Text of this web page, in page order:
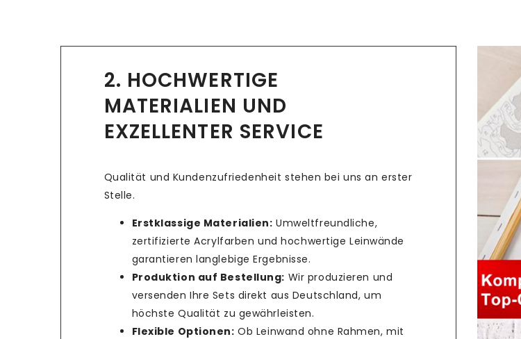
2. HOCHWERTIGE
MATERIALIEN UND
EXZELLENTER SERVICE
Qualität und Kundenzufriedenheit stehen bei uns an erster
Stelle.
Erstklassige Materialien: Umweltfreundliche,
zertifizierte Acrylfarben und hochwertige Leinwände
garantieren langlebige Ergebnisse.
Produktion auf Bestellung: Wir produzieren und
versenden Ihre Sets direkt aus Deutschland, um
höchste Qualität zu gewährleisten.
Flexible Optionen: Ob Leinwand ohne Rahmen, mit